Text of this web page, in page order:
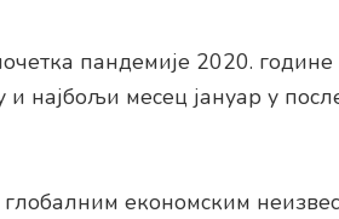
пандемије 2020. године
најбољи месец јануар у
економским